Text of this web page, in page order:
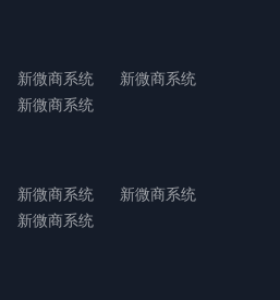
新微商系统
新微商系统
新微商系统
新微商系统
新微商系统
新微商系统